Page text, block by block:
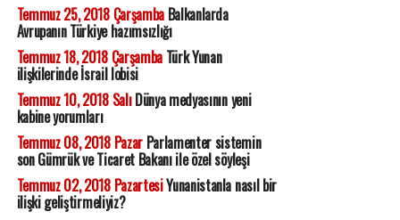
Temmuz 25, 2018 ÇarşambaBalkanlarda
Avrupanın Türkiye hazımsızlığı
Temmuz 18, 2018 ÇarşambaTürk Yunan
ilişkilerinde İsrail lobisi
Temmuz 10, 2018 SalıDünya medyasının yeni
kabine yorumları
Temmuz 08, 2018 PazarParlamenter sistemin
son Gümrük ve Ticaret Bakanı ile özel söyleşi
Temmuz 02, 2018 PazartesiYunanistanla nasıl bir
ilişki geliştirmeliyiz?